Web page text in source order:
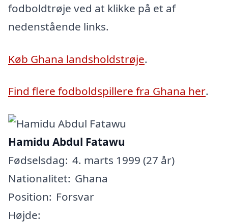
fodboldtrøje ved at klikke på et af
nedenstående links.
Køb Ghana landsholdstrøje.
Find flere fodboldspillere fra Ghana her.
Hamidu Abdul Fatawu
Fødselsdag: 4. marts 1999 (27 år)
Nationalitet: Ghana
Position: Forsvar
Højde: